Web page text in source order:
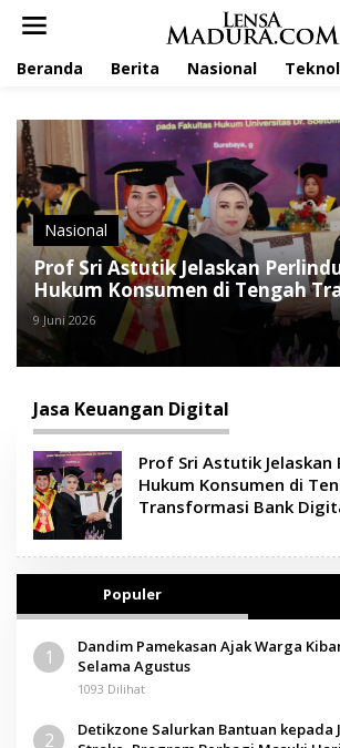
Beranda Berita Nasional
Nasional
Prof Sri Astutik Jelaskan
Hukum Konsumen di Tengah
Bank Digital
9 Juni 2026
Jasa Keuangan Digital
Prof Sri Astutik Jelaskan
Hukum Konsumen di
Transformasi Bank
Populer
1
Dandim Pamekasan Ajak Warga
Selama Agustus
1093 Dilihat
2
Detikzone Salurkan Bantuan kepada